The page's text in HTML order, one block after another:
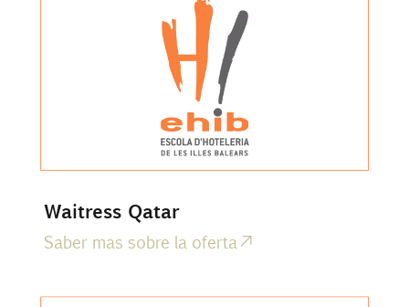
Waitress Qatar
Saber mas sobre la oferta